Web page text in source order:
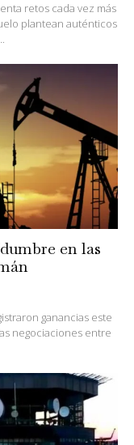
retos cada vez más
plantean auténticos
en las
ganancias este
negociaciones entre